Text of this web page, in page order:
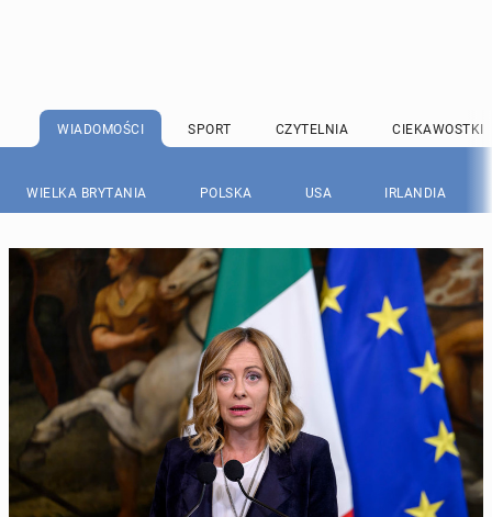
WIADOMOŚCI SPORT CZYTELNIA CIEKAWOSTKI
WIELKA BRYTANIA POLSKA USA IRLANDIA